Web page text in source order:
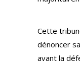
Cette
dénoncer
avant la